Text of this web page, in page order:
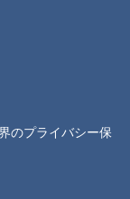
のプライバシー保